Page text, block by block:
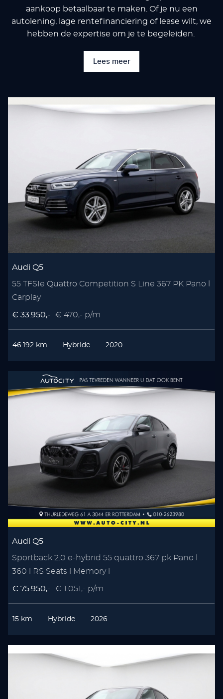
aankoop betaalbaar te maken. Of je nu een
autolening, lage rentefinanciering of lease wilt, we
hebben de expertise om je te begeleiden.
Lees meer
Audi Q5
55 TFSIe Quattro Competition S Line 367 PK Pano l
Carplay
€ 33.950,- € 470,- p/m
46.192 km Hybride 2020
Audi Q5
Sportback 2.0 e-hybrid 55 quattro 367 pk Pano l
360 l RS Seats l Memory l
€ 75.950,- € 1.051,- p/m
15 km Hybride 2026